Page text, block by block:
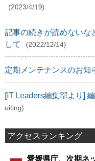
(2023/4/19)
記事の続きが読めないな
して
(2022/12/14)
定期メンテナンスのお知
[IT Leaders編集部より]
uiting)
アクセスランキング
愛媛県庁、次期ネ